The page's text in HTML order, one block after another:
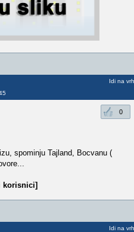
Idi na vrh
0
spominju Tajland, Bocvanu (
korisnici]
Idi na vrh